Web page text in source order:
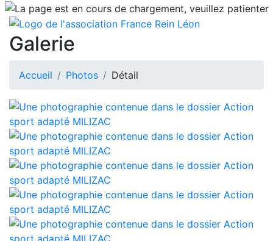
Galerie
Accueil Photos Détail